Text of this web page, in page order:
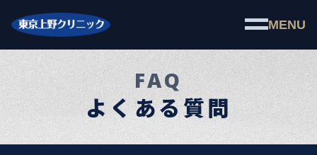
MENU
FAQ
よくある質問